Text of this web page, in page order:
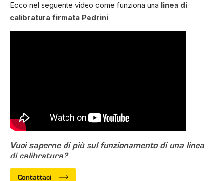
Ecco nel seguente video come funziona una linea di
calibratura firmata Pedrini.
Vuoi saperne di più sul funzionamento di una linea
di calibratura?
Contattaci